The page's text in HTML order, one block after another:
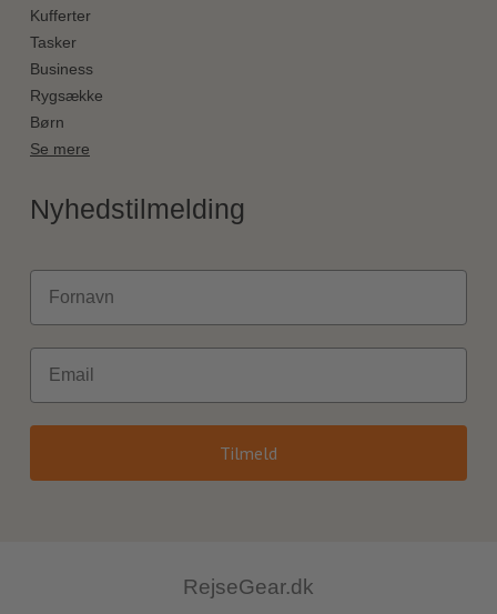
Kufferter
Tasker
Business
Rygsække
Børn
Se mere
Nyhedstilmelding
Fornavn
Email
Tilmeld
RejseGear.dk